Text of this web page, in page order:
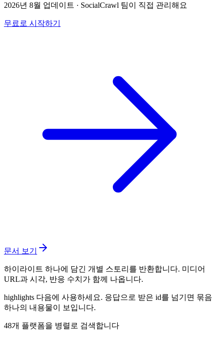
2026년 8월 업데이트 · SocialCrawl 팀이 직접 관리해요
무료로 시작하기
문서 보기
하이라이트 하나에 담긴 개별 스토리를 반환합니다. 미디어
URL과 시각, 반응 수치가 함께 나옵니다.
highlights 다음에 사용하세요. 응답으로 받은 id를 넘기면 묶음
하나의 내용물이 보입니다.
48개 플랫폼을 병렬로 검색합니다